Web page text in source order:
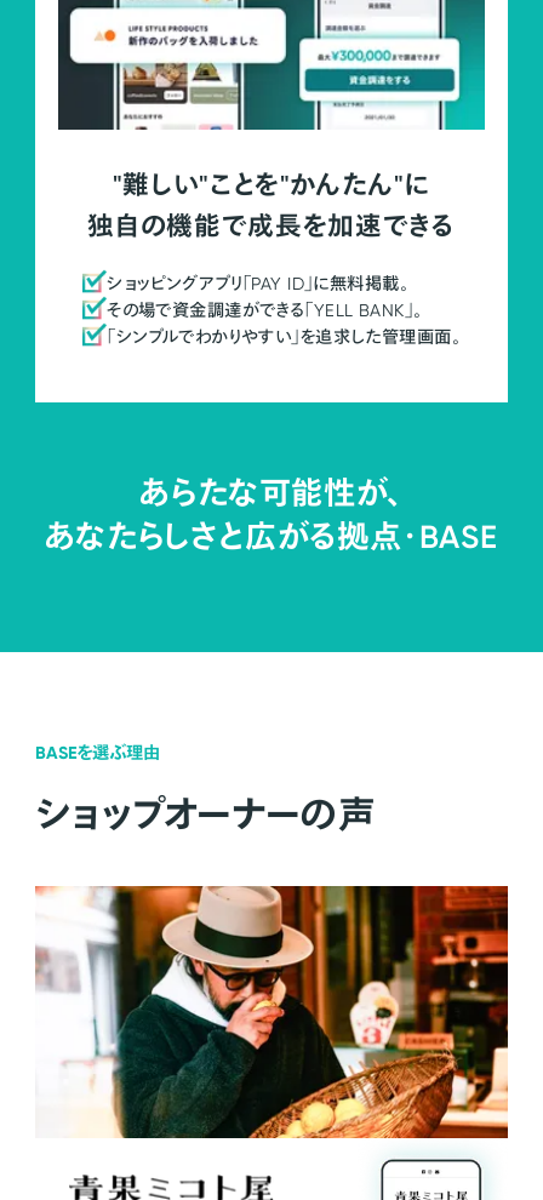
"難しい"ことを"かんたん"に
独自の機能で成長を加速できる
ショッピングアプリ「PAY ID」に無料掲載。
その場で資金調達ができる「YELL BANK」。
「シンプルでわかりやすい」を追求した管理画面。
あらたな可能性が、
あなたらしさと広がる拠点・BASE
BASEを選ぶ理由
ショップオーナーの声